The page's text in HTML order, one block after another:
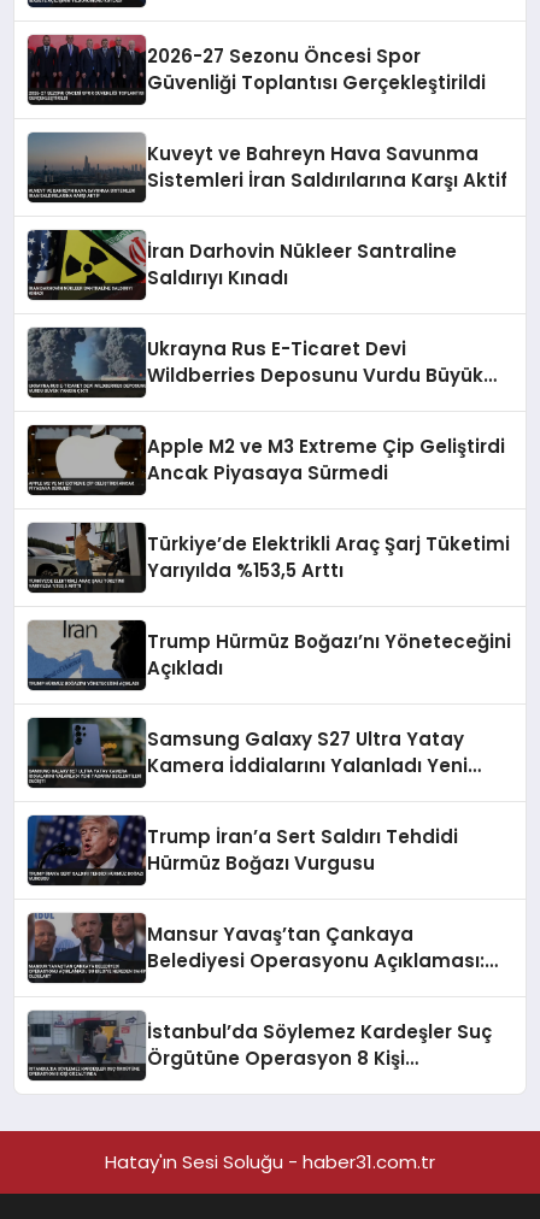
2026-27 Sezonu Öncesi Spor
Güvenliği Toplantısı Gerçekleştirildi
Kuveyt ve Bahreyn Hava Savunma
Sistemleri İran Saldırılarına Karşı Aktif
İran Darhovin Nükleer Santraline
Saldırıyı Kınadı
Ukrayna Rus E-Ticaret Devi
Wildberries Deposunu Vurdu Büyük
Apple M2 ve M3 Extreme Çip Geliştirdi
Ancak Piyasaya Sürmedi
Türkiye’de Elektrikli Araç Şarj Tüketimi
Yarıyılda %153,5 Arttı
Trump Hürmüz Boğazı’nı Yöneteceğini
Açıkladı
Samsung Galaxy S27 Ultra Yatay
Kamera İddialarını Yalanladı Yeni
Trump İran’a Sert Saldırı Tehdidi
Hürmüz Boğazı Vurgusu
Mansur Yavaş’tan Çankaya
Belediyesi Operasyonu Açıklaması:
İstanbul’da Söylemez Kardeşler Suç
Örgütüne Operasyon 8 Kişi
Hatay'ın Sesi Soluğu - haber31.com.tr